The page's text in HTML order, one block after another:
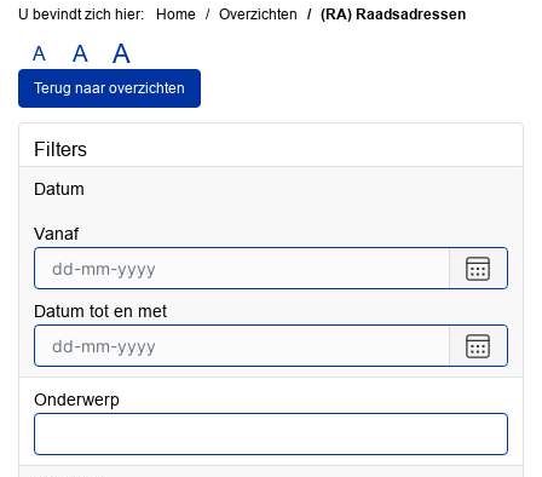
U bevindt zich hier: Home Overzichten (RA) Raadsadressen
A A A
Terug naar overzichten
Filters
Datum
vanaf
een
vanaf
Datum tot en met
een
tot
met
Onderwerp